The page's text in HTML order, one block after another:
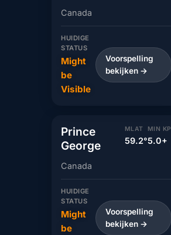
Canada
HUIDIGE
STATUS
Might
be
Visible
Voorspelling
bekijken →
Prince
George
MLAT
59.2°
MIN KP
5.0+
Canada
HUIDIGE
STATUS
Might
be
Voorspelling
bekijken →